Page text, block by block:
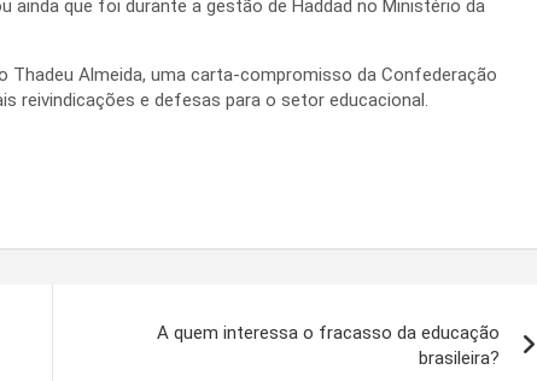
ainda que foi durante a gestão de Haddad no Ministério da
Almeida, uma carta-compromisso da Confederação
reivindicações e defesas para o setor educacional.
A quem interessa o fracasso da educação
brasileira?